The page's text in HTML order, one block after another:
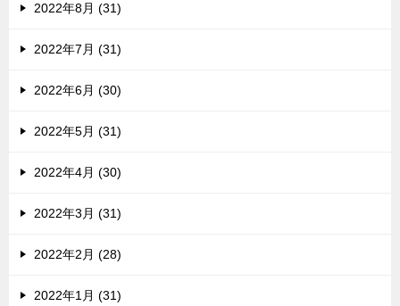
2022年8月 (31)
2022年7月 (31)
2022年6月 (30)
2022年5月 (31)
2022年4月 (30)
2022年3月 (31)
2022年2月 (28)
2022年1月 (31)